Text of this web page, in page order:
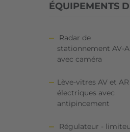
ÉQUIPEMENTS
Radar de
stationnement AV-
avec caméra
Lève-vitres AV et AR
électriques avec
antipincement
Régulateur -